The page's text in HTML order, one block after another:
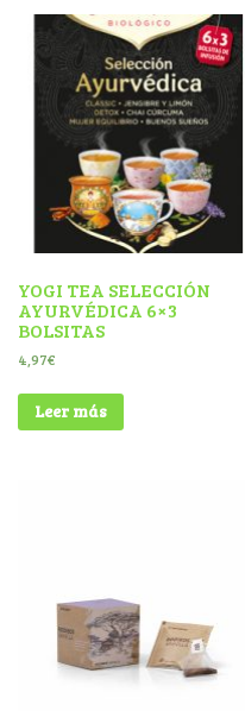
YOGI TEA SELECCIÓN
AYURVÉDICA 6×3
BOLSITAS
4,97€
Leer más